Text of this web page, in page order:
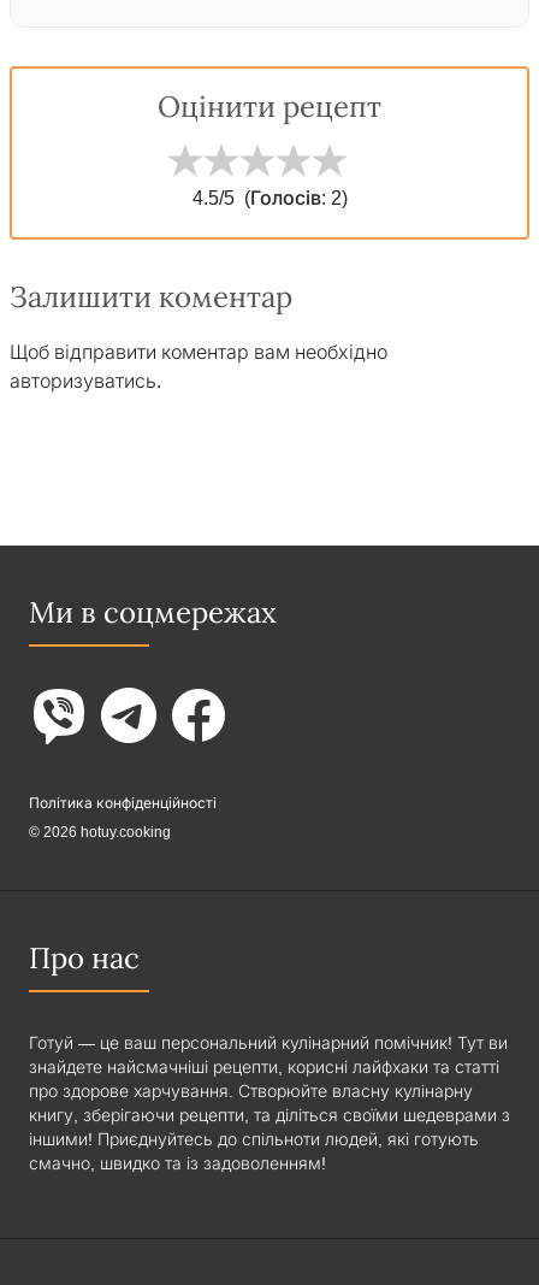
Оцінити рецепт
4.5/5 (Голосів: 2)
Залишити коментар
Щоб відправити коментар вам необхідно
авторизуватись.
Ми в соцмережах
Політика конфіденційності
© 2026 hotuy.cooking
Про нас
Готуй — це ваш персональний кулінарний помічник! Тут ви
знайдете найсмачніші рецепти, корисні лайфхаки та статті
про здорове харчування. Створюйте власну кулінарну
книгу, зберігаючи рецепти, та діліться своїми шедеврами з
іншими! Приєднуйтесь до спільноти людей, які готують
смачно, швидко та із задоволенням!